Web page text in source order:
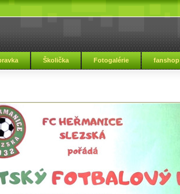
Školička Fotogalérie fanshop